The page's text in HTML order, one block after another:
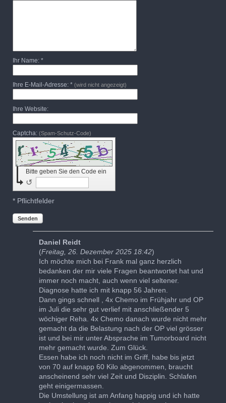
Ihr Name: *
Ihre E-Mail-Adresse: * (wird nicht angezeigt)
Ihre Website:
Captcha: (Spam-Schutz-Code)
Bitte geben Sie den Code ein
↺
* Pflichtfelder
Senden
Daniel Reidt
(Freitag, 26. Dezember 2025 18:42)
Ich möchte mich bei Frank mal ganz herzlich
bedanken der mir viele Fragen beantwortet hat und
immer noch macht, auch wenn viel seltener.
Diagnose hatte ich mit knapp 56 Jahren.
Dann gings schnell , 4x Chemo im Frühjahr und OP
im Juli die sehr gut verlief mit anschließender 5
wöchiger Reha. 4x Chemo danach wurde nicht mehr
gemacht da die Belastung nach der OP viel grösser
ist und bei mir unter Absprache im Tumorboard nicht
mehr gemacht wurde. Zum Glück.
Essen habe ich noch nicht im Griff, habe bis jetzt
von 70 auf knapp 60 Kilo abgenommen, braucht
anscheinend sehr viel Zeit und Disziplin. Schlafen
geht einigermassen.
Die Umstellung ist am Anfang happig und ich hatte